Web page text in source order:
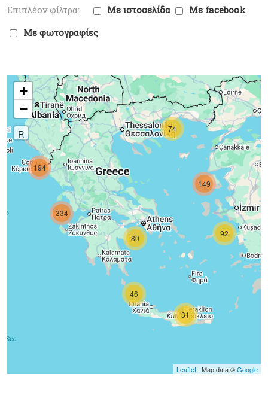
Με ιστοσελίδα
Με facebook
Με φωτογραφίες
194
149
74
92
31
334
46
80
+
−
R
Leaflet | Map data ©Google